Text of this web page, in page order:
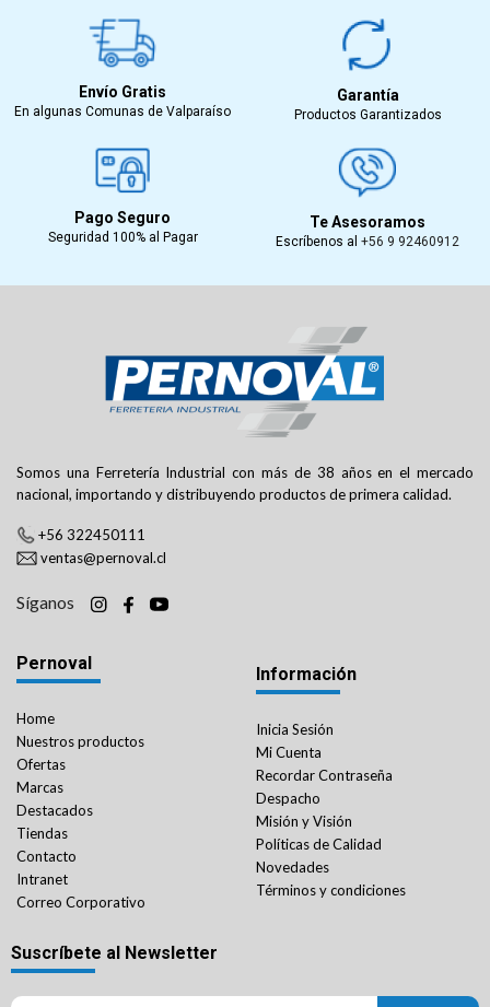
Envío Gratis
En algunas Comunas de Valparaíso
Garantía
Productos Garantizados
Pago Seguro
Seguridad 100% al Pagar
Te Asesoramos
Escríbenos al +56 9 92460912
Somos una Ferretería Industrial con más de 38 años en el mercado
nacional, importando y distribuyendo productos de primera calidad.
+56 322450111
ventas@pernoval.cl
Síganos
Pernoval
Home
Nuestros productos
Ofertas
Marcas
Destacados
Tiendas
Contacto
Intranet
Correo Corporativo
Información
Inicia Sesión
Mi Cuenta
Recordar Contraseña
Despacho
Misión y Visión
Políticas de Calidad
Novedades
Términos y condiciones
Suscríbete al Newsletter